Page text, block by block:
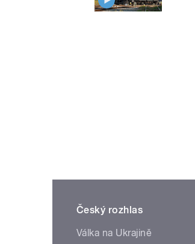
Český rozhlas
Válka na Ukrajině